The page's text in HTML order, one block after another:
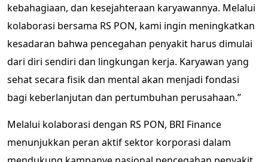
kebahagiaan, dan kesejahteraan karyawannya. Melalui
kolaborasi bersama RS PON, kami ingin meningkatkan
kesadaran bahwa pencegahan penyakit harus dimulai
dari diri sendiri dan lingkungan kerja. Karyawan yang
sehat secara fisik dan mental akan menjadi fondasi
bagi keberlanjutan dan pertumbuhan perusahaan.”
Melalui kolaborasi dengan RS PON, BRI Finance
menunjukkan peran aktif sektor korporasi dalam